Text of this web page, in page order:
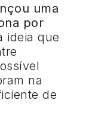
uma
por
ideia que
na
de